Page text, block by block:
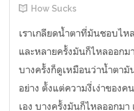
How Sucks
เราเกลียดน้ำตาที่มันชอบไ
และหลายครั้งมันก็ไหลออก
บางครั้งก็ดูเหมือนว่าน้ำตา
อย่าง ตั้งแต่ความงี่เง่าของ
เอง บางครั้งมันก็ไหลออกม